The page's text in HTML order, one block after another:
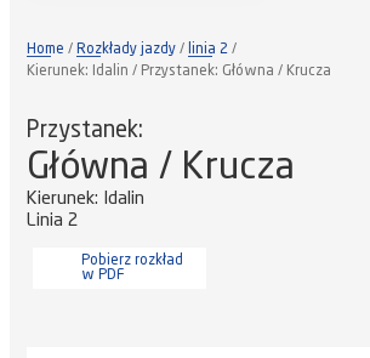
Home Rozkłady jazdy
linia 2
Kierunek: Idalin / Przystanek: Główna / Krucza
Przystanek:
Główna / Krucza
Kierunek: Idalin
Linia 2
Pobierz rozkład
w PDF